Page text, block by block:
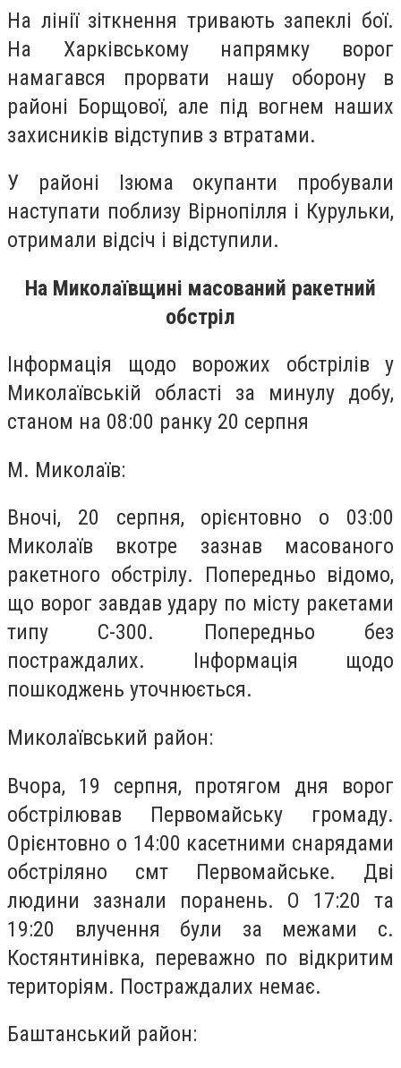
На лінії зіткнення тривають запеклі бої.
На Харківському напрямку ворог
намагався прорвати нашу оборону в
районі Борщової, але під вогнем наших
захисників відступив з втратами.
У районі Ізюма окупанти пробували
наступати поблизу Вірнопілля і Курульки,
отримали відсіч і відступили.
На Миколаївщині масований ракетний
обстріл
Інформація щодо ворожих обстрілів у
Миколаївській області за минулу добу,
станом на 08:00 ранку 20 серпня
М. Миколаїв:
Вночі, 20 серпня, орієнтовно о 03:00
Миколаїв вкотре зазнав масованого
ракетного обстрілу. Попередньо відомо,
що ворог завдав удару по місту ракетами
типу С-300. Попередньо без
постраждалих. Інформація щодо
пошкоджень уточнюється.
Миколаївський район:
Вчора, 19 серпня, протягом дня ворог
обстрілював Первомайську громаду.
Орієнтовно о 14:00 касетними снарядами
обстріляно смт Первомайське. Дві
людини зазнали поранень. О 17:20 та
19:20 влучення були за межами с.
Костянтинівка, переважно по відкритим
територіям. Постраждалих немає.
Баштанський район: